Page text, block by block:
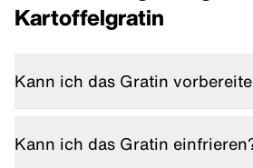
Kartoffelgratin
Kann ich das Gratin
Kühlschrank lagern. Vor dem
Kann ich das Gratin